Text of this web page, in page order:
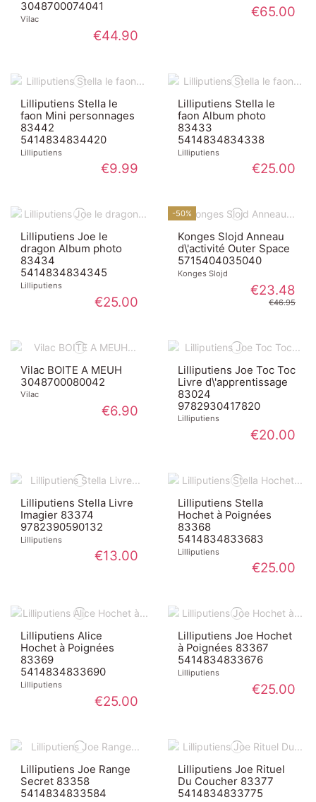
3048700074041
Vilac
€44.90
€65.00
Lilliputiens Stella le
faon Mini personnages
83442
5414834834420
Lilliputiens
€9.99
Lilliputiens Stella le
faon Album photo
83433
5414834834338
Lilliputiens
€25.00
Lilliputiens Joe le
dragon Album photo
83434
5414834834345
Lilliputiens
€25.00
-50%
Konges Slojd Anneau
d\'activité Outer Space
5715404035040
Konges Slojd
€23.48
€46.95
Vilac BOITE A MEUH
3048700080042
Vilac
€6.90
Lilliputiens Joe Toc Toc
Livre d\'apprentissage
83024
9782930417820
Lilliputiens
€20.00
Lilliputiens Stella Livre
Imagier 83374
9782390590132
Lilliputiens
€13.00
Lilliputiens Stella
Hochet à Poignées
83368
5414834833683
Lilliputiens
€25.00
Lilliputiens Alice
Hochet à Poignées
83369
5414834833690
Lilliputiens
€25.00
Lilliputiens Joe Hochet
à Poignées 83367
5414834833676
Lilliputiens
€25.00
Lilliputiens Joe Range
Secret 83358
5414834833584
Lilliputiens Joe Rituel
Du Coucher 83377
5414834833775